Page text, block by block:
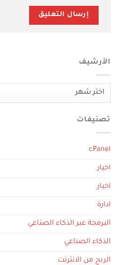
الأرشيف
الأرشيف
تصنيفات
cPanel
اخبار
اخبار
ادارة
البرمجة عبر الذكاء الصناعي
الذكاء الصناعي
الربح من الانترنت